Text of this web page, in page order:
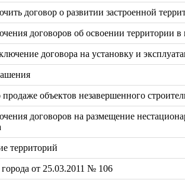
договор о развитии застроенной
договоров об освоении территории в
договора на установку и
объектов незавершенного
договоров на размещение
территорий
от 25.03.2011 № 106